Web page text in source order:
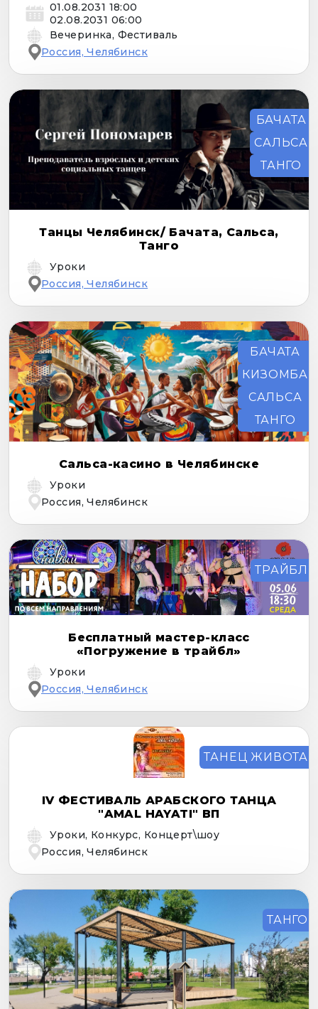
01.08.2031 18:00
02.08.2031 06:00
Вечеринка, Фестиваль
Россия, Челябинск
БАЧАТА
САЛЬСА
ТАНГО
Танцы Челябинск/ Бачата, Сальса,
Танго
Уроки
Россия, Челябинск
БАЧАТА
КИЗОМБА
САЛЬСА
ТАНГО
Сальса-касино в Челябинске
Уроки
Россия, Челябинск
ТРАЙБЛ
Бесплатный мастер-класс
«Погружение в трайбл»
Уроки
Россия, Челябинск
ТАНЕЦ ЖИВОТА
IV ФЕСТИВАЛЬ АРАБСКОГО ТАНЦА
"AMAL HAYATI" ВП
Уроки, Конкурс, Концерт\шоу
Россия, Челябинск
ТАНГО